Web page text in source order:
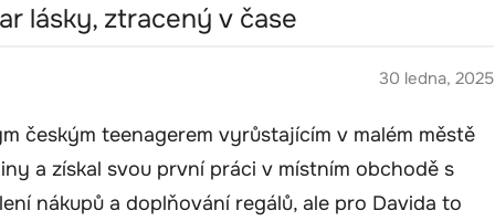
lásky, ztracený v čase
30 ledna, 2025
českým teenagerem vyrůstajícím v malém městě
a získal svou první práci v místním obchodě s
nákupů a doplňování regálů, ale pro Davida to